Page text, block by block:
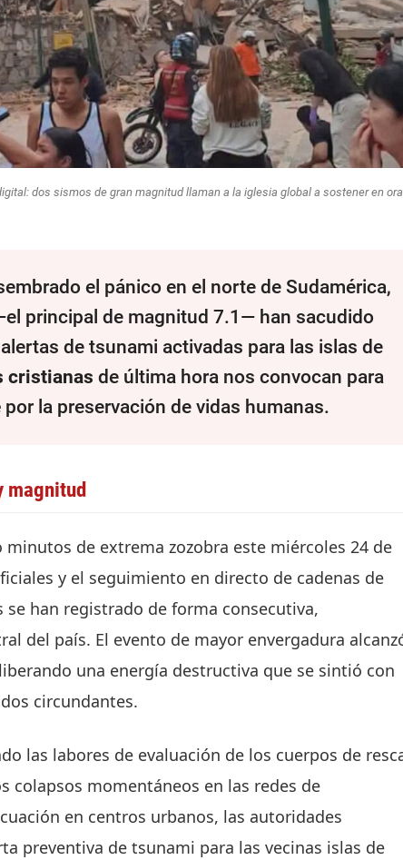
dos sismos de gran magnitud llaman a la iglesia global a sostener en
el pánico en el norte de Sudamérica,
principal de magnitud 7.1— han sacudido
de tsunami activadas para las islas de
cristianas de última hora nos convocan para
por la preservación de vidas humanas.
magnitud
de extrema zozobra este miércoles 24 de
y el seguimiento en directo de cadenas de
han registrado de forma consecutiva,
del país. El evento de mayor envergadura
una energía destructiva que se sintió con
circundantes.
las labores de evaluación de los cuerpos de
colapsos momentáneos en las redes de
en centros urbanos, las autoridades
preventiva de tsunami para las vecinas islas de